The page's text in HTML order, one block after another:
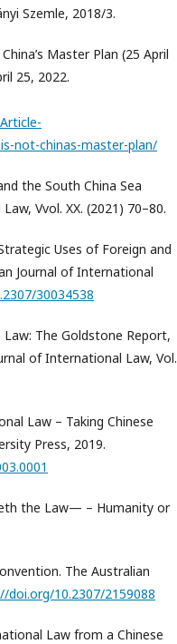
Szemle, 2018/3.
Master Plan (25 April
25, 2022.
not-chinas-master-plan/
the South China Sea
Vvol. XX. (2021) 70–80.
Uses of Foreign and
Journal of International
30034538
The Goldstone Report,
of International Law, Vol.
Law – Taking Chinese
Press, 2019.
the Law— – Humanity or
The Australian
doi.org/10.2307/2159088
Law from a Chinese